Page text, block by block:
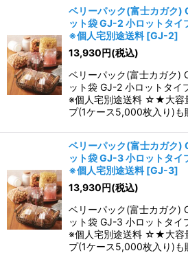
ベリーパック(富士カガク)
ット袋 GJ-2 小ロットタイ
※個人宅別途送料 [GJ-2]
13,930円(税込)
ベリーパック(富士カガク)
ット袋 GJ-2 小ロットタイ
※個人宅別途送料 ☆★大容
プ(1ケース5,000枚入り)
ベリーパック(富士カガク)
ット袋 GJ-3 小ロットタイ
※個人宅別途送料 [GJ-3]
13,930円(税込)
ベリーパック(富士カガク)
ット袋 GJ-3 小ロットタイ
※個人宅別途送料 ☆★大容
プ(1ケース5,000枚入り)